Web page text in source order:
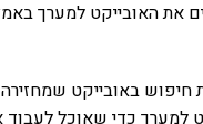
באובייקט